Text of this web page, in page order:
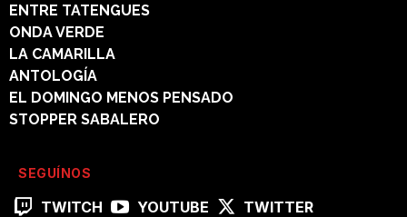
ENTRE TATENGUES
ONDA VERDE
LA CAMARILLA
ANTOLOGÍA
EL DOMINGO MENOS PENSADO
STOPPER SABALERO
SEGUÍNOS
TWITCH YOUTUBE TWITTER